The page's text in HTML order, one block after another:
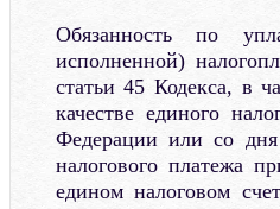
Обязанность по
исполненной)
статьи 45 Кодекса, в
качестве единого
Федерации или со дня
налогового платежа
едином налоговом